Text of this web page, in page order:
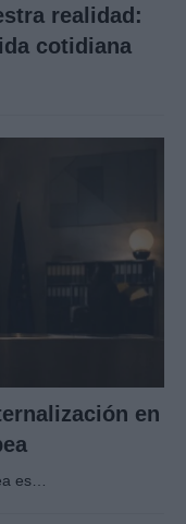
realidad:
cotidiana
en
es…